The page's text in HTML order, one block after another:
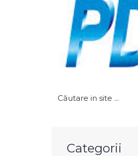
după:
Categorii